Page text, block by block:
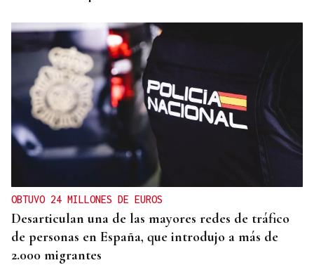
OBTUVO 24 MILLONES DE EUROS
Desarticulan una de las mayores redes de tráfico
de personas en España, que introdujo a más de
2.000 migrantes